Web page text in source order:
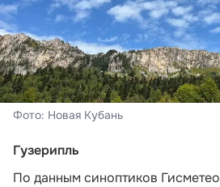
Фото: Новая Кубань
Гузерипль
По данным синоптиков Гисметео